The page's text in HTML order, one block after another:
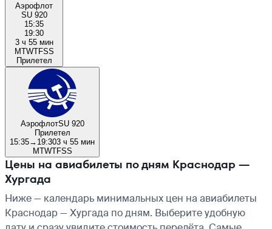
Аэрофлот
SU 920
15:35
19:30
3 ч 55 мин
MTWTFSS
Прилетел
АэрофлотSU 920
Прилетел
15:35→ 19:303 ч 55 мин
MTWTFSS
Цены на авиабилеты по дням Краснодар —
Хургада
Ниже — календарь минимальных цен на авиабилеты
Краснодар — Хургада по дням. Выберите удобную